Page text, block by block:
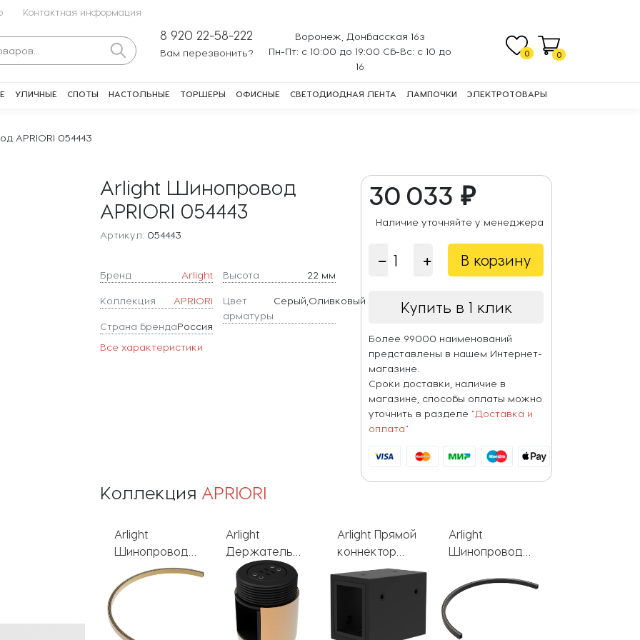
Контактная информация
8 920 22-58-222
Вам перезвонить?
Воронеж, Донбасская 16з
Пн-Пт: с 10:00 до 19:00 Сб-Вс: с 10 до
16
0 0
УЛИЧНЫЕ СПОТЫ НАСТОЛЬНЫЕ ТОРШЕРЫ ОФИСНЫЕ СВЕТОДИОДНАЯ ЛЕНТА ЛАМПОЧКИ ЭЛЕКТРОТОВАРЫ
APRIORI 054443
Arlight Шинопровод
APRIORI 054443
Артикул: 054443
Бренд Arlight
Коллекция APRIORI
Страна брендаРоссия
Высота 22 мм
Цвет
арматуры
Серый,Оливковый
Все характеристики
30 033 ₽
Наличие уточняйте у менеджера
В корзину
Купить в 1 клик
Более 99000 наименований
представлены в нашем Интернет-
магазине.
Сроки доставки, наличие в
магазине, способы оплаты можно
уточнить в разделе "Доставка и
оплата"
Коллекция APRIORI
Arlight
Держатель
трека APRIORI
045094
Arlight Прямой
коннектор
питания
APRIORI 039417
Arlight
Шинопровод
APRIORI 045711
Arlight
Заглушка
039432